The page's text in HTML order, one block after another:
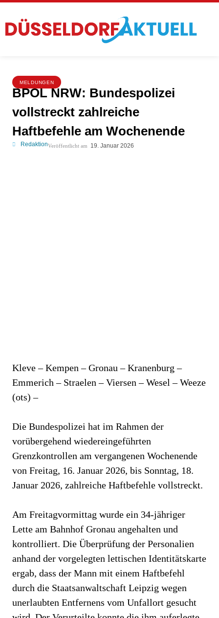
MELDUNGEN
BPOL NRW: Bundespolizei
vollstreckt zahlreiche
Haftbefehle am Wochenende
RedaktionVeröffentlicht am 19. Januar 2026
Kleve – Kempen – Gronau – Kranenburg –
Emmerich – Straelen – Viersen – Wesel – Weeze
(ots) –
Die Bundespolizei hat im Rahmen der
vorübergehend wiedereingeführten
Grenzkontrollen am vergangenen Wochenende
von Freitag, 16. Januar 2026, bis Sonntag, 18.
Januar 2026, zahlreiche Haftbefehle vollstreckt.
Am Freitagvormittag wurde ein 34-jähriger
Lette am Bahnhof Gronau angehalten und
kontrolliert. Die Überprüfung der Personalien
anhand der vorgelegten lettischen Identitätskarte
ergab, dass der Mann mit einem Haftbefehl
durch die Staatsanwaltschaft Leipzig wegen
unerlaubten Entfernens vom Unfallort gesucht